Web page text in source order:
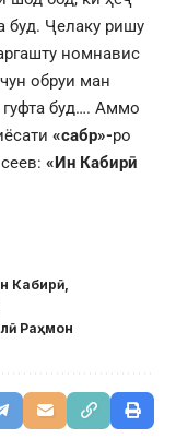
буд. Ҷелаку ришу
номнавис
обруи ман
гуфта буд…. Аммо
«сабр»-ро
«Ин Кабирӣ
Кабирӣ
Раҳмон